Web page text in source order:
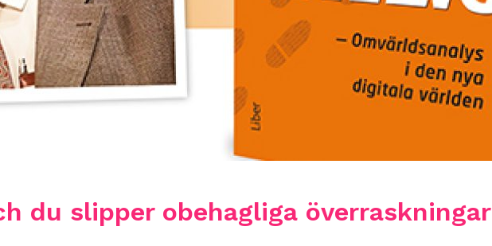
du slipper obehagliga överraskningar